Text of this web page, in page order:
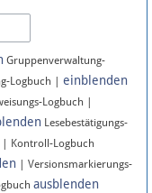
Gruppenverwaltung-
Logbuch | einblenden
Logbuch |
Lesebestätigungs-
| Kontroll-Logbuch
| Versionsmarkierungs-
ausblenden